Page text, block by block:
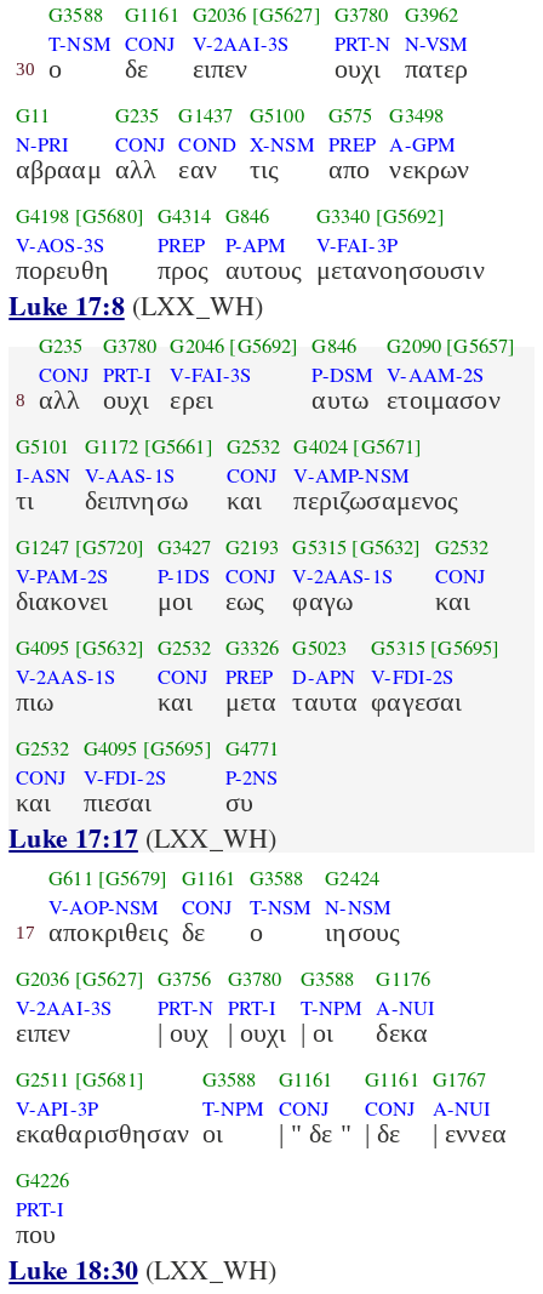
30
G3588
T-NSM
ο
G1161
CONJ
δε
G2036 [G5627]
V-2AAI-3S
ειπεν
G3780
PRT-N
ουχι
G3962
N-VSM
πατερ
G11
N-PRI
αβρααμ
G235
CONJ
αλλ
G1437
COND
εαν
G5100
X-NSM
τις
G575
PREP
απο
G3498
A-GPM
νεκρων
G4198 [G5680]
V-AOS-3S
πορευθη
G4314
PREP
προς
G846
P-APM
αυτους
G3340 [G5692]
V-FAI-3P
μετανοησουσιν
Luke 17:8(LXX_WH)
8
G235
CONJ
αλλ
G3780
PRT-I
ουχι
G2046 [G5692]
V-FAI-3S
ερει
G846
P-DSM
αυτω
G2090 [G5657]
V-AAM-2S
ετοιμασον
G5101
I-ASN
τι
G1172 [G5661]
V-AAS-1S
δειπνησω
G2532
CONJ
και
G4024 [G5671]
V-AMP-NSM
περιζωσαμενος
G1247 [G5720]
V-PAM-2S
διακονει
G3427
P-1DS
μοι
G2193
CONJ
εως
G5315 [G5632]
V-2AAS-1S
φαγω
G2532
CONJ
και
G4095 [G5632]
V-2AAS-1S
πιω
G2532
CONJ
και
G3326
PREP
μετα
G5023
D-APN
ταυτα
G5315 [G5695]
V-FDI-2S
φαγεσαι
G2532
CONJ
και
G4095 [G5695]
V-FDI-2S
πιεσαι
G4771
P-2NS
συ
Luke 17:17(LXX_WH)
17
G611 [G5679]
V-AOP-NSM
αποκριθεις
G1161
CONJ
δε
G3588
T-NSM
ο
G2424
N-NSM
ιησους
G2036 [G5627]
V-2AAI-3S
ειπεν
G3756
PRT-N
| ουχ
G3780
PRT-I
| ουχι
G3588
T-NPM
| οι
G1176
A-NUI
δεκα
G2511 [G5681]
V-API-3P
εκαθαρισθησαν
G3588
T-NPM
οι
G1161
CONJ
| " δε "
G1161
CONJ
| δε
G1767
A-NUI
| εννεα
G4226
PRT-I
που
Luke 18:30(LXX_WH)